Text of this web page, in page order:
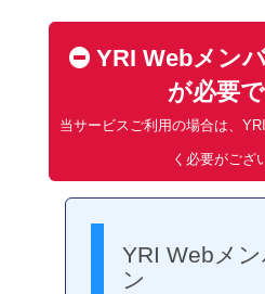
YRI Webメン
が必要
当サービスご利用の場合は、
く必要がござ
YRI Webメ
ン